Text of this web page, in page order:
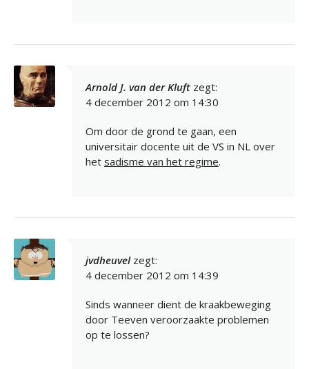
Arnold J. van der Kluft zegt:
4 december 2012 om 14:30
Om door de grond te gaan, een
universitair docente uit de VS in NL over
het sadisme van het regime.
jvdheuvel zegt:
4 december 2012 om 14:39
Sinds wanneer dient de kraakbeweging
door Teeven veroorzaakte problemen
op te lossen?